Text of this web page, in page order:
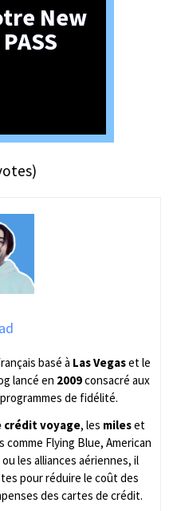
New
basé à Las Vegaset le
lancé en 2009consacré aux
de fidélité.
crédit voyage, les mileset
comme Flying Blue, American
les alliances aériennes, il
pour réduire le coût des
des cartes de crédit.